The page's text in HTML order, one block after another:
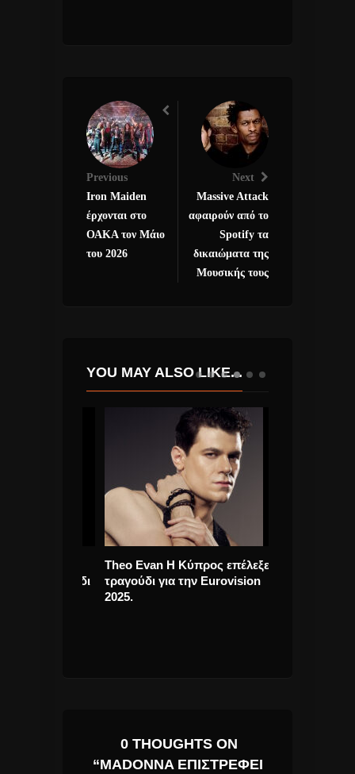
Previous
Iron Maiden
έρχονται στο
ΟΑΚΑ τον Μάιο
του 2026
Next
Massive Attack
αφαιρούν από το
Spotify τα
δικαιώματα της
Μουσικής τους
YOU MAY ALSO LIKE...
Theo Evan Η Κύπρος επέλεξε
τραγούδι για την Eurovision
2025.
0 THOUGHTS ON
“MADONNA ΕΠΙΣΤΡΈΦΕΙ